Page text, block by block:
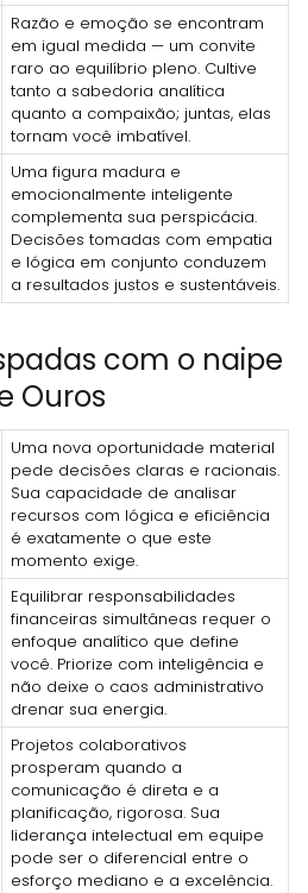
Razão e emoção se encontram
em igual medida — um convite
raro ao equilíbrio pleno. Cultive
tanto a sabedoria analítica
quanto a compaixão; juntas, elas
tornam você imbatível.
Uma figura madura e
emocionalmente inteligente
complementa sua perspicácia.
Decisões tomadas com empatia
e lógica em conjunto conduzem
a resultados justos e sustentáveis.
com o naipe
Ouros
Uma nova oportunidade material
pede decisões claras e racionais.
Sua capacidade de analisar
recursos com lógica e eficiência
é exatamente o que este
momento exige.
Equilibrar responsabilidades
financeiras simultâneas requer o
enfoque analítico que define
você. Priorize com inteligência e
não deixe o caos administrativo
drenar sua energia.
Projetos colaborativos
prosperam quando a
comunicação é direta e a
planificação, rigorosa. Sua
liderança intelectual em equipe
pode ser o diferencial entre o
esforço mediano e a excelência.